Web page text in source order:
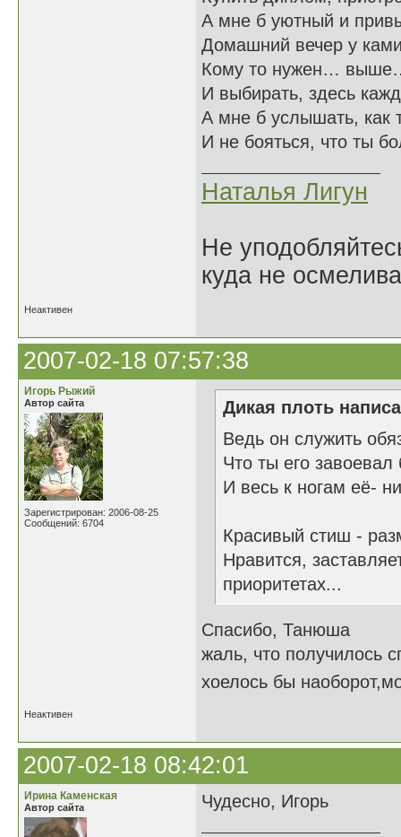
А мне б уютный и
Домашний вечер у
Кому то нужен…
И выбирать, здесь
А мне б услышать,
И не бояться, что ты
Наталья Лигун
Не
куда не
Неактивен
2007-02-18 07:57:38
Игорь Рыжий
Автор сайта
Зарегистрирован: 2006-08-25
Сообщений: 6704
Дикая плоть
Ведь он служить
Что ты его
И весь к ногам её-
Красивый стиш -
Нравится,
приоритетах...
Спасибо, Танюша
жаль, что получилось
хоелось бы
Неактивен
2007-02-18 08:42:01
Ирина Каменская
Автор сайта Чудесно, Игорь